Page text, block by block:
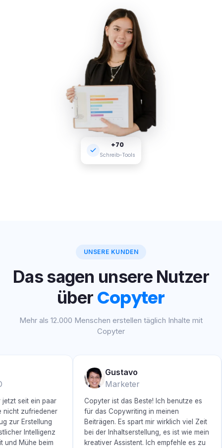
+70
Schreib-Tools
UNSERE KUNDEN
Das sagen unsere Nutzer
über Copyter
Mehr als 12.000 Menschen erstellen täglich Inhalte mit
Copyter
seit ein paar
zufriedener
zur Erstellung
Intelligenz
Mühe beim
Gustavo
Marketer
Copyter ist das Beste! Ich benutze es
für das Copywriting in meinen
Beiträgen. Es spart mir wirklich viel Zeit
bei der Inhaltserstellung, es ist wie mein
kreativer Assistent. Ich empfehle es zu